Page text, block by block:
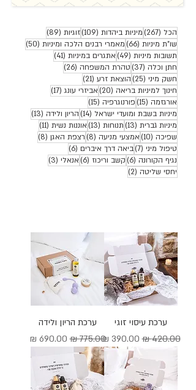
הכל (267) 267 פוסטים
מיניות ביהדות (109) 109 פוסטים
זוגיות (89)
89 פוסטים
שו"ת מיניות (66) 66 פוסטים
מאמרי רבנים הלכה ומיניות (50)
50 פוסטים
תשובות מיניות (49) 49 פוסטים
אתגרים במיניות (41)
41 פוסטים
חתן וכלה (37) 37 פוסטים
טהרת המשפחה (26)
26 פוסטים
חשק מיני (25) 25 פוסטים
הוצאת זרע (21)
21 פוסטים
חינוך למיניות בריאה (20) 20 פוסטים
אביזרי עונג (17)
17 פוסטים
אורגזמה (15) 15 פוסטיםפורנוגרפיה (15)
15 פוסטים
מיניות בשבת ומועדי ישראל (14) 14 פוסטיםהריון ולידה (13)
13 פוסטים
מיניות גברית (13) 13 פוסטיםתנוחות (13) 13 פוסטיםאוננות נשית (11)
11 פוסטים
שפיכה (10) 10 פוסטיםאמצעי מניעה (8) 8 פוסטיםרצפת האגן (8)
8 פוסטים
טיפול מיני (7) 7 פוסטיםביאה דרך איברים (6)
6 פוסטים
נגיף הקורונה (6) 6 פוסטיםקשב וריכוז (6) 6 פוסטיםאנאלי (3)
3 פוסטים
יחסי שליטה (2) 2 פוסטים
ערכת עיסוי זוגי
מחיר רגיל‏420.00 ‏₪ מחיר מבצע
ערכת הריון ולידה
מחיר רגיל‏775.00 ‏₪ מחיר מבצע